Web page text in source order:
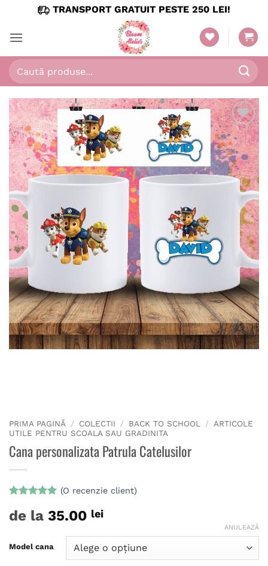
content
TRANSPORT GRATUIT PESTE 250 LEI!
Caută
după:
Adaugă
în
wishlist
PRIMA PAGINĂ / COLECTII / BACK TO SCHOOL / ARTICOLE
UTILE PENTRU SCOALA SAU GRADINITA
Cana personalizata Patrula Catelusilor
5din 5 pe
baza unei
evaluări
(O recenzie client)
de la 35.00 lei
Model cana
ANULEAZĂ